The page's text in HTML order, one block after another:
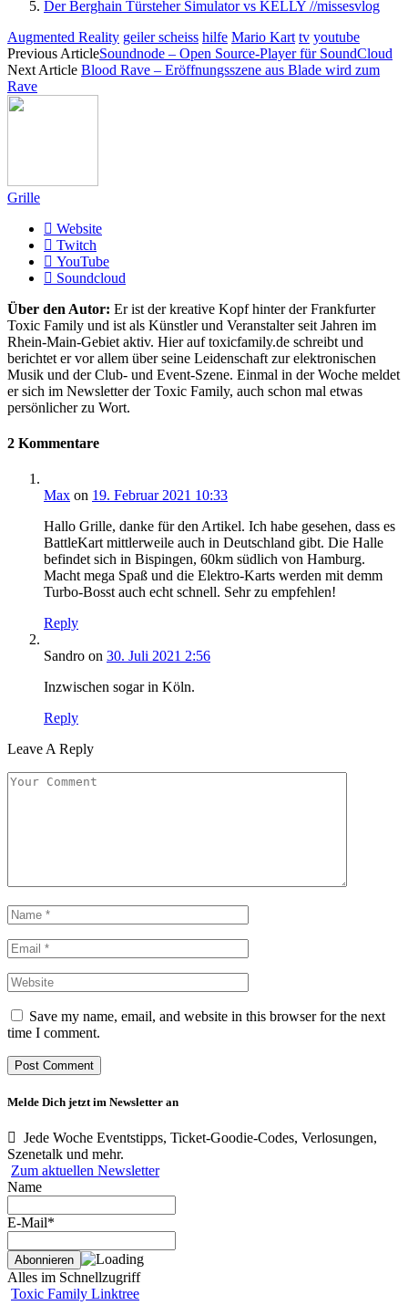
Der Berghain Türsteher Simulator vs KELLY //missesvlog
Augmented Reality geiler scheiss hilfe Mario Kart tv youtube
Previous ArticleSoundnode – Open Source-Player für SoundCloud
Next Article Blood Rave – Eröffnungsszene aus Blade wird zum
Rave
Grille
Website
Twitch
YouTube
Soundcloud
Über den Autor: Er ist der kreative Kopf hinter der Frankfurter
Toxic Family und ist als Künstler und Veranstalter seit Jahren im
Rhein-Main-Gebiet aktiv. Hier auf toxicfamily.de schreibt und
berichtet er vor allem über seine Leidenschaft zur elektronischen
Musik und der Club- und Event-Szene. Einmal in der Woche meldet
er sich im Newsletter der Toxic Family, auch schon mal etwas
persönlicher zu Wort.
2 Kommentare
Max on 19. Februar 2021 10:33
Hallo Grille, danke für den Artikel. Ich habe gesehen, dass es
BattleKart mittlerweile auch in Deutschland gibt. Die Halle
befindet sich in Bispingen, 60km südlich von Hamburg.
Macht mega Spaß und die Elektro-Karts werden mit demm
Turbo-Bosst auch echt schnell. Sehr zu empfehlen!
Reply
Sandro on 30. Juli 2021 2:56
Inzwischen sogar in Köln.
Reply
Leave A Reply
Save my name, email, and website in this browser for the next
time I comment.
Melde Dich jetzt im Newsletter an
Jede Woche Eventstipps, Ticket-Goodie-Codes, Verlosungen,
Szenetalk und mehr.
Zum aktuellen Newsletter
Name
E-Mail*
Alles im Schnellzugriff
Toxic Family Linktree